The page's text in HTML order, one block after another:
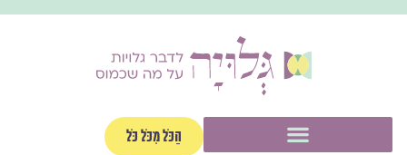
הַכֹּל מִכֹּל כֹּל